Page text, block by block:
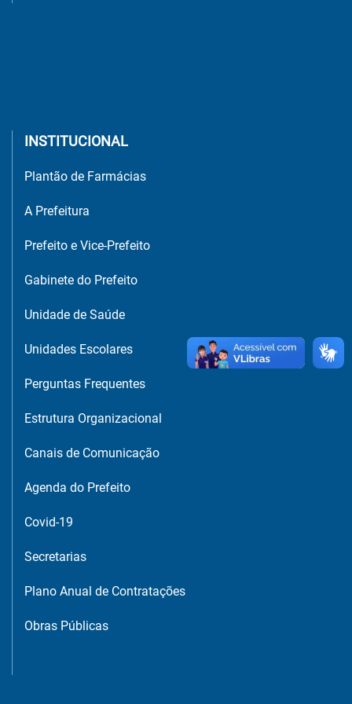
INSTITUCIONAL
Plantão de Farmácias
A Prefeitura
Prefeito e Vice-Prefeito
Gabinete do Prefeito
Unidade de Saúde
Unidades Escolares
Perguntas Frequentes
Estrutura Organizacional
Canais de Comunicação
Agenda do Prefeito
Covid-19
Secretarias
Plano Anual de Contratações
Obras Públicas